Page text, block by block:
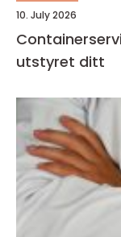
10. July 2026
utstyret ditt